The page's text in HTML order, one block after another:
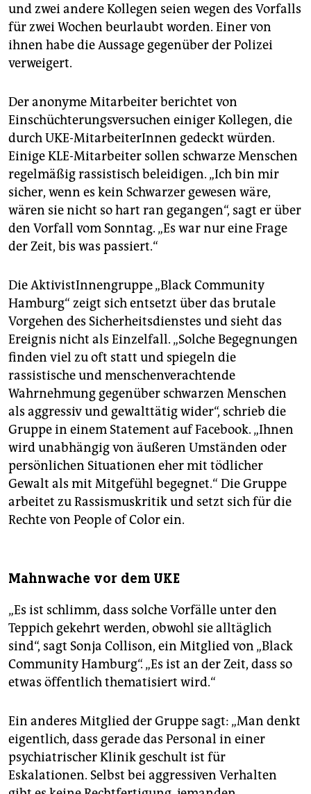
und zwei andere Kollegen seien wegen des Vorfalls
für zwei Wochen beurlaubt worden. Einer von
ihnen habe die Aussage gegenüber der Polizei
verweigert.
Der anonyme Mitarbeiter berichtet von
Einschüchterungsversuchen einiger Kollegen, die
durch UKE-MitarbeiterInnen gedeckt würden.
Einige KLE-Mitarbeiter sollen schwarze Menschen
regelmäßig rassistisch beleidigen. „Ich bin mir
sicher, wenn es kein Schwarzer gewesen wäre,
wären sie nicht so hart ran gegangen“, sagt er über
den Vorfall vom Sonntag. „Es war nur eine Frage
der Zeit, bis was passiert.“
Die AktivistInnengruppe „Black Community
Hamburg“ zeigt sich entsetzt über das brutale
Vorgehen des Sicherheitsdienstes und sieht das
Ereignis nicht als Einzelfall. „Solche Begegnungen
finden viel zu oft statt und spiegeln die
rassistische und menschenverachtende
Wahrnehmung gegenüber schwarzen Menschen
als aggressiv und gewalttätig wider“, schrieb die
Gruppe in einem Statement auf ­Facebook. „Ihnen
wird unabhängig von äußeren Umständen oder
persönlichen Situationen eher mit tödlicher
Gewalt als mit Mitgefühl begegnet.“ Die Gruppe
arbeitet zu Rassismuskritik und setzt sich für die
Rechte von People of Color ein.
Mahnwache vor dem UKE
„Es ist schlimm, dass solche Vorfälle unter den
Teppich gekehrt werden, obwohl sie alltäglich
sind“, sagt Sonja Collison, ein Mitglied von „Black
Community Hamburg“. „Es ist an der Zeit, dass so
etwas öffentlich thematisiert wird.“
Ein anderes Mitglied der Gruppe sagt: „Man denkt
eigentlich, dass gerade das Personal in einer
psychiatrischer Klinik geschult ist für
Eskalationen. Selbst bei aggressiven Verhalten